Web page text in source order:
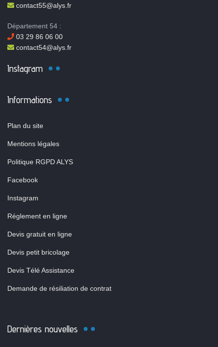
contact55@alys.fr
Département 54 :
03 29 86 06 00
contact54@alys.fr
Instagram
Informations
Plan du site
Mentions légales
Politique RGPD ALYS
Facebook
Instagram
Réglement en ligne
Devis gratuit en ligne
Devis petit bricolage
Devis Télé Assistance
Demande de résiliation de contrat
Dernières nouvelles